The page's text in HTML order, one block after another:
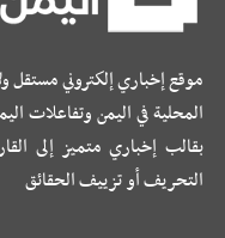
موقع إخباري إلكتروني
المحلية في اليمن وتفاعلات
بقالب إخباري متميز إلى
التحريف أو تزييف الحقائق